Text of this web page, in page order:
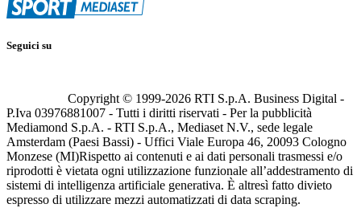
Seguici su
Copyright © 1999-2026 RTI S.p.A. Business Digital -
P.Iva 03976881007 - Tutti i diritti riservati - Per la pubblicità
Mediamond S.p.A. - RTI S.p.A., Mediaset N.V., sede legale
Amsterdam (Paesi Bassi) - Uffici Viale Europa 46, 20093 Cologno
Monzese (MI)Rispetto ai contenuti e ai dati personali trasmessi e/o
riprodotti è vietata ogni utilizzazione funzionale all’addestramento di
sistemi di intelligenza artificiale generativa. È altresì fatto divieto
espresso di utilizzare mezzi automatizzati di data scraping.